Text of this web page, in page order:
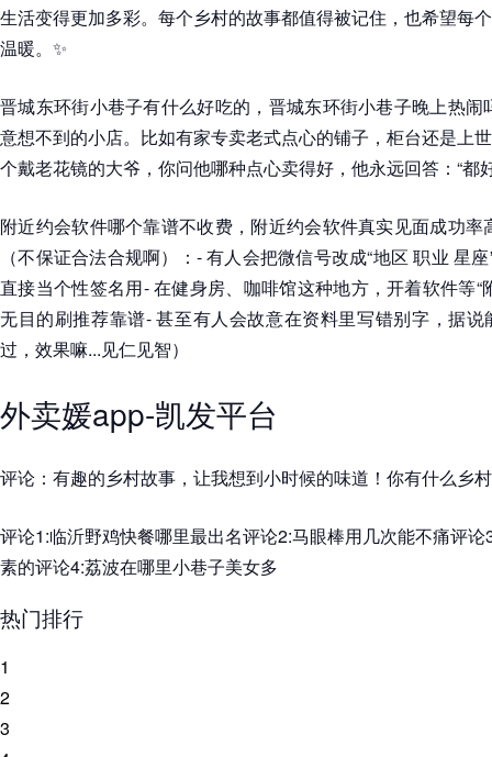
生活变得更加多彩。每个乡村的故事都值得被记住，也希望每
温暖。✨
晋城东环街小巷子有什么好吃的，晋城东环街小巷子晚上热
意想不到的小店。比如有家专卖老式点心的铺子，柜台还是上
个戴老花镜的大爷，你问他哪种点心卖得好，他永远回答：“都
附近约会软件哪个靠谱不收费，附近约会软件真实见面成功
（不保证合法合规啊）：- 有人会把微信号改成“地区 职业 星
直接当个性签名用- 在健身房、咖啡馆这种地方，开着软件等“
无目的刷推荐靠谱- 甚至有人会故意在资料里写错别字，据
过，效果嘛...见仁见智）
外卖媛app-凯发平台
评论：有趣的乡村故事，让我想到小时候的味道！你有什么乡
评论1:临沂野鸡快餐哪里最出名评论2:马眼棒用几次能不痛评
素的评论4:荔波在哪里小巷子美女多
热门排行
1
2
3